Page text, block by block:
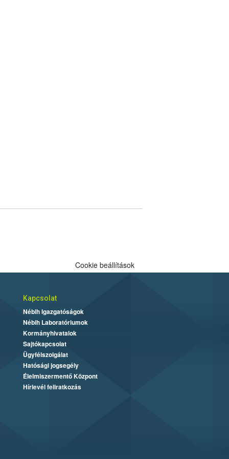
Cookie beállítások
Kapcsolat
Nébih Igazgatóságok
Nébih Laboratóriumok
Kormányhivatalok
Sajtókapcsolat
Ügyfélszolgálat
Hatósági jogsegély
Élelmiszermentő Központ
Hírlevél feliratkozás